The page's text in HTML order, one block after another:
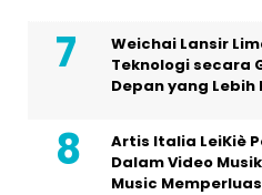
Weichai Lansir
Teknologi secara
Depan yang Lebih
Artis Italia LeiKiè
Dalam Video
Music